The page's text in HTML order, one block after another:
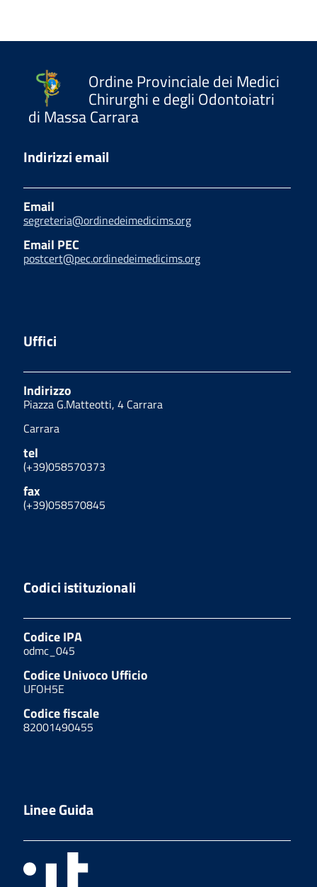
Ordine Provinciale dei Medici
Chirurghi e degli Odontoiatri
di Massa Carrara
Indirizzi email
Email
segreteria@ordinedeimedicims.org
Email PEC
postcert@pec.ordinedeimedicims.org
Uffici
Indirizzo
Piazza G.Matteotti, 4 Carrara
Carrara
tel
(+39)058570373
fax
(+39)058570845
Codici istituzionali
Codice IPA
odmc_045
Codice Univoco Ufficio
UFOH5E
Codice fiscale
82001490455
Linee Guida